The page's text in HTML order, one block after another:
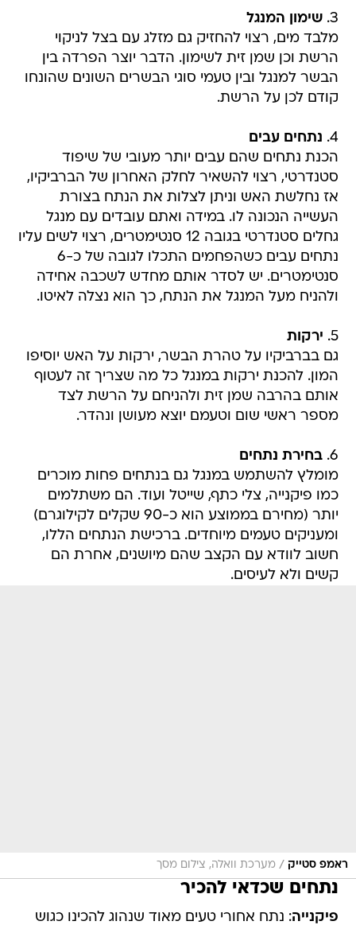
3. שימון המנגל
מלבד מים, רצוי להחזיק גם מזלג עם בצל לניקוי
הרשת וכן שמן זית לשימון. הדבר יוצר הפרדה בין
הבשר למנגל ובין טעמי סוגי הבשרים השונים שהונחו
קודם לכן על הרשת.
4. נתחים עבים
הכנת נתחים שהם עבים יותר מעובי של שיפוד
סטנדרטי, רצוי להשאיר לחלק האחרון של הברביקיו,
אז נחלשת האש וניתן לצלות את הנתח בצורת
העשייה הנכונה לו. במידה ואתם עובדים עם מנגל
גחלים סטנדרטי בגובה 12 סנטימטרים, רצוי לשים עליו
נתחים עבים כשהפחמים התכלו לגובה של כ-6
סנטימטרים. יש לסדר אותם מחדש לשכבה אחידה
ולהניח מעל המנגל את הנתח, כך הוא נצלה לאיטו.
5. ירקות
גם בברביקיו על טהרת הבשר, ירקות על האש יוסיפו
המון. להכנת ירקות במנגל כל מה שצריך זה לעטוף
אותם בהרבה שמן זית ולהניחם על הרשת לצד
מספר ראשי שום וטעמם יוצא מעושן ונהדר.
6. בחירת נתחים
מומלץ להשתמש במנגל גם בנתחים פחות מוכרים
כמו פיקנייה, צלי כתף, שייטל ועוד. הם משתלמים
יותר (מחירם בממוצע הוא כ-90 שקלים לקילוגרם)
ומעניקים טעמים מיוחדים. ברכישת הנתחים הללו,
חשוב לוודא עם הקצב שהם מיושנים, אחרת הם
קשים ולא לעיסים.
ראמפ סטייק / מערכת וואלה, צילום מסך
נתחים שכדאי להכיר
פיקנייה: נתח אחורי טעים מאוד שנהוג להכינו כגוש